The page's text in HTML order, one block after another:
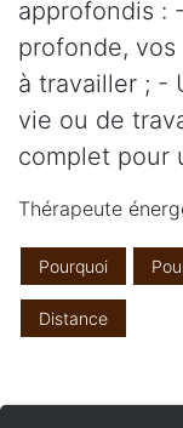
approfondis :
profonde,
à travailler ; -
vie ou de
complet pour
Thérapeute
Pourquoi
Distance